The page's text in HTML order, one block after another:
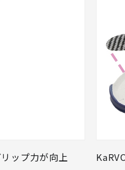
ップ力が向上